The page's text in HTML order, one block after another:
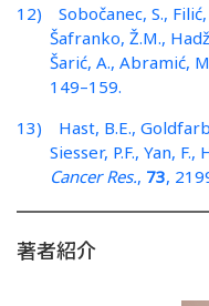
12) Sobočanec, S.,
Šafranko, Ž.M.,
Šarić, A., Abramić,
149–159.
13) Hast, B.E.,
Siesser, P.F., Yan,
Cancer Res., 73,
著者紹介